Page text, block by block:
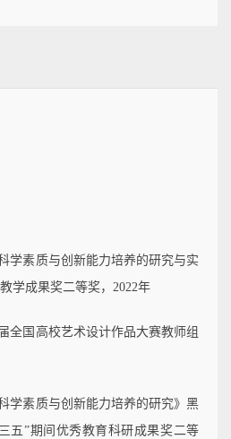
学素质与创新能力培养的研究与实
学成果奖二等奖，2022年
全国高校艺术设计作品大赛教师组
学素质与创新能力培养的研究》黑
五”期间优秀教育科研成果奖二等